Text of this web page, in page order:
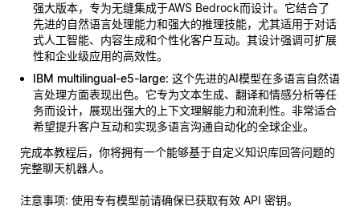
强大版本，专为无缝集成于AWS Bedrock而设计。它结合了
先进的自然语言处理能力和强大的推理技能，尤其适用于对话
式人工智能、内容生成和个性化客户互动。其设计强调可扩展
性和企业级应用的高效性。
IBM multilingual-e5-large: 这个先进的AI模型在多语言自然语
言处理方面表现出色。它专为文本生成、翻译和情感分析等任
务而设计，展现出强大的上下文理解能力和流利性。非常适合
希望提升客户互动和实现多语言沟通自动化的全球企业。
完成本教程后，你将拥有一个能够基于自定义知识库回答问题的
完整聊天机器人。
注意事项: 使用专有模型前请确保已获取有效 API 密钥。